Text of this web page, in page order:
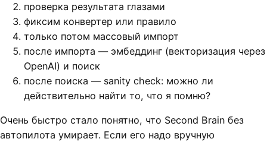
проверка результата глазами
фиксим конвертер или правило
только потом массовый импорт
после импорта — эмбеддинг (векторизация через
OpenAI) и поиск
после поиска — sanity check: можно ли
действительно найти то, что я помню?
Очень быстро стало понятно, что Second Brain без
автопилота умирает. Если его надо вручную